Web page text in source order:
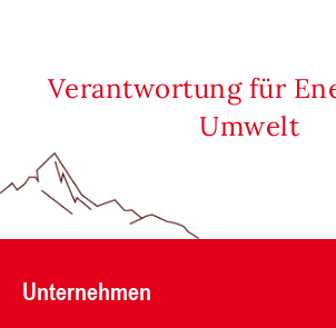
Verantwortung für
Umwelt
Unternehmen